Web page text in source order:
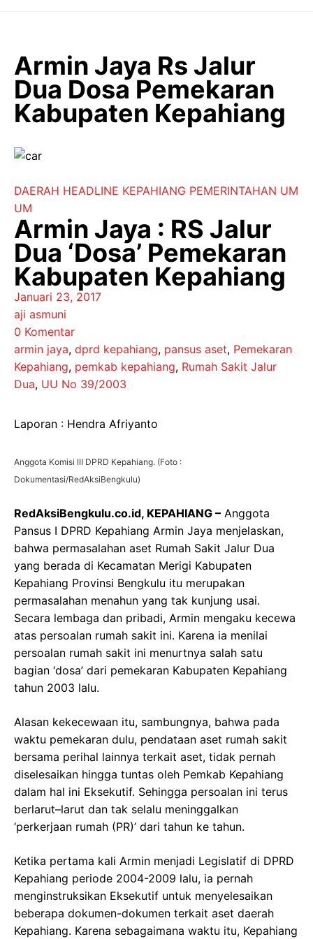
Armin Jaya Rs Jalur
Dua Dosa Pemekaran
Kabupaten Kepahiang
DAERAH HEADLINE KEPAHIANG PEMERINTAHAN UM
UM
Armin Jaya : RS Jalur
Dua ‘Dosa’ Pemekaran
Kabupaten Kepahiang
Januari 23, 2017
aji asmuni
0 Komentar
armin jaya, dprd kepahiang, pansus aset, Pemekaran
Kepahiang, pemkab kepahiang, Rumah Sakit Jalur
Dua, UU No 39/2003
Laporan : Hendra Afriyanto
Anggota Komisi III DPRD Kepahiang. (Foto :
Dokumentasi/RedAksiBengkulu)
RedAksiBengkulu.co.id, KEPAHIANG – Anggota
Pansus I DPRD Kepahiang Armin Jaya menjelaskan,
bahwa permasalahan aset Rumah Sakit Jalur Dua
yang berada di Kecamatan Merigi Kabupaten
Kepahiang Provinsi Bengkulu itu merupakan
permasalahan menahun yang tak kunjung usai.
Secara lembaga dan pribadi, Armin mengaku kecewa
atas persoalan rumah sakit ini. Karena ia menilai
persoalan rumah sakit ini menurtnya salah satu
bagian ‘dosa’ dari pemekaran Kabupaten Kepahiang
tahun 2003 lalu.
Alasan kekecewaan itu, sambungnya, bahwa pada
waktu pemekaran dulu, pendataan aset rumah sakit
bersama perihal lainnya terkait aset, tidak pernah
diselesaikan hingga tuntas oleh Pemkab Kepahiang
dalam hal ini Eksekutif. Sehingga persoalan ini terus
berlarut–larut dan tak selalu meninggalkan
‘perkerjaan rumah (PR)’ dari tahun ke tahun.
Ketika pertama kali Armin menjadi Legislatif di DPRD
Kepahiang periode 2004-2009 lalu, ia pernah
menginstruksikan Eksekutif untuk menyelesaikan
beberapa dokumen-dokumen terkait aset daerah
Kepahiang. Karena sebagaimana waktu itu, Kepahiang